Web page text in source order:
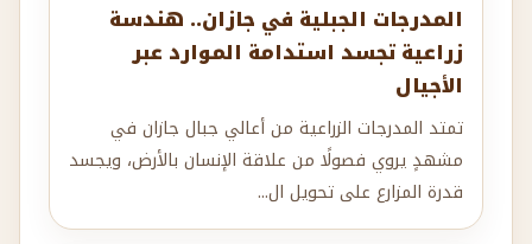
المدرجات الجبلية في جازان.. هندسة
زراعية تجسد استدامة الموارد عبر
الأجيال
تمتد المدرجات الزراعية من أعالي جبال جازان في
مشهدٍ يروي فصولًا من علاقة الإنسان بالأرض، ويجسد
قدرة المزارع على تحويل ال...